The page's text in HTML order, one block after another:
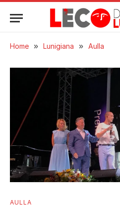
Home » Lunigiana » Aulla
AULLA